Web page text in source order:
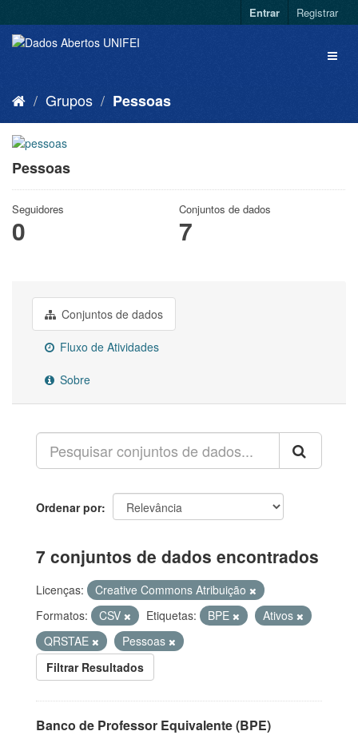
Entrar Registrar
Grupos Pessoas
Pessoas
Seguidores
0
Conjuntos de dados
7
Conjuntos de dados
Fluxo de Atividades
Sobre
Ordenar por
7 conjuntos de dados encontrados
Licenças:
Creative Commons Atribuição
Formatos:
CSV Etiquetas: BPE
Ativos
QRSTAE
Pessoas
Filtrar Resultados
Banco de Professor Equivalente (BPE)